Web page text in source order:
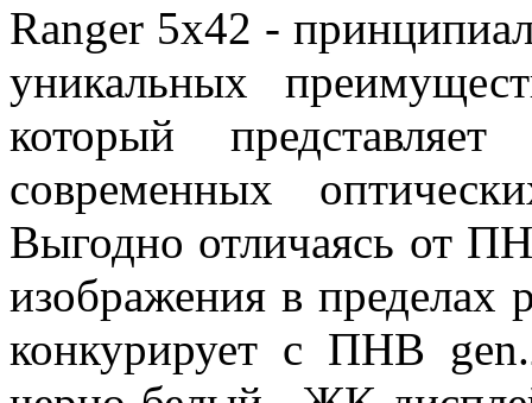
Ranger 5x42 -
уникальных
который
современных
Выгодно отличаясь от
изображения в пределах
конкурирует с ПНВ